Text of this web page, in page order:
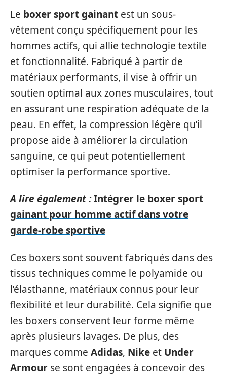
Le boxer sport gainant est un sous-
vêtement conçu spécifiquement pour les
hommes actifs, qui allie technologie textile
et fonctionnalité. Fabriqué à partir de
matériaux performants, il vise à offrir un
soutien optimal aux zones musculaires, tout
en assurant une respiration adéquate de la
peau. En effet, la compression légère qu’il
propose aide à améliorer la circulation
sanguine, ce qui peut potentiellement
optimiser la performance sportive.
A lire également :Intégrer le boxer sport
gainant pour homme actif dans votre
garde-robe sportive
Ces boxers sont souvent fabriqués dans des
tissus techniques comme le polyamide ou
l’élasthanne, matériaux connus pour leur
flexibilité et leur durabilité. Cela signifie que
les boxers conservent leur forme même
après plusieurs lavages. De plus, des
marques comme Adidas, Nike et Under
Armour se sont engagées à concevoir des